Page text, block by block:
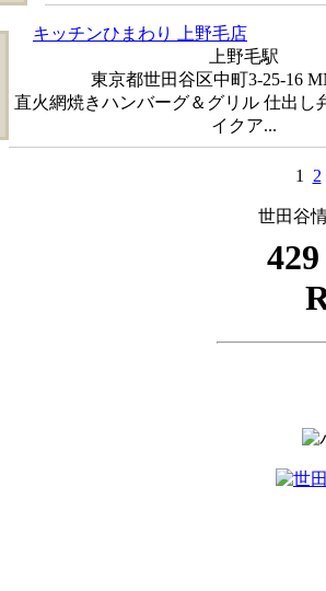
キッチンひまわり 上野毛店
上野毛駅
東京都世田谷区中町3-25-16
直火網焼きハンバーグ＆グリル 仕出し
イクア...
1 2
世田谷